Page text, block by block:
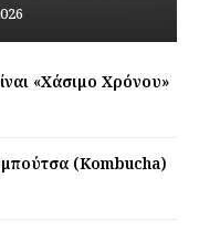
«Χάσιμο Χρόνου»
(Kombucha)